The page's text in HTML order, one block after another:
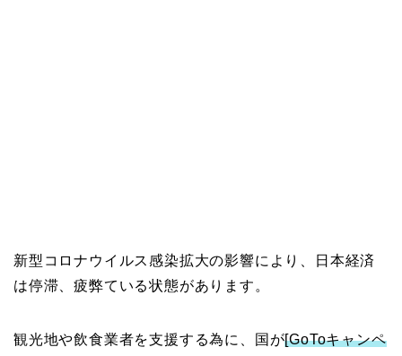
新型コロナウイルス感染拡大の影響により、日本経済
は停滞、疲弊ている状態があります。
観光地や飲食業者を支援する為に、国が[GoToキャンペ